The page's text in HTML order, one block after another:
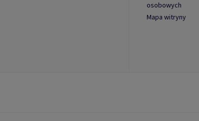
osobowych
Mapa witryny